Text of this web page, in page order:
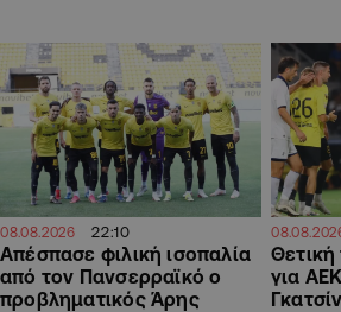
08.08.2026 22:10
Απέσπασε φιλική ισοπαλία
από τον Πανσερραϊκό ο
προβληματικός Άρης
για